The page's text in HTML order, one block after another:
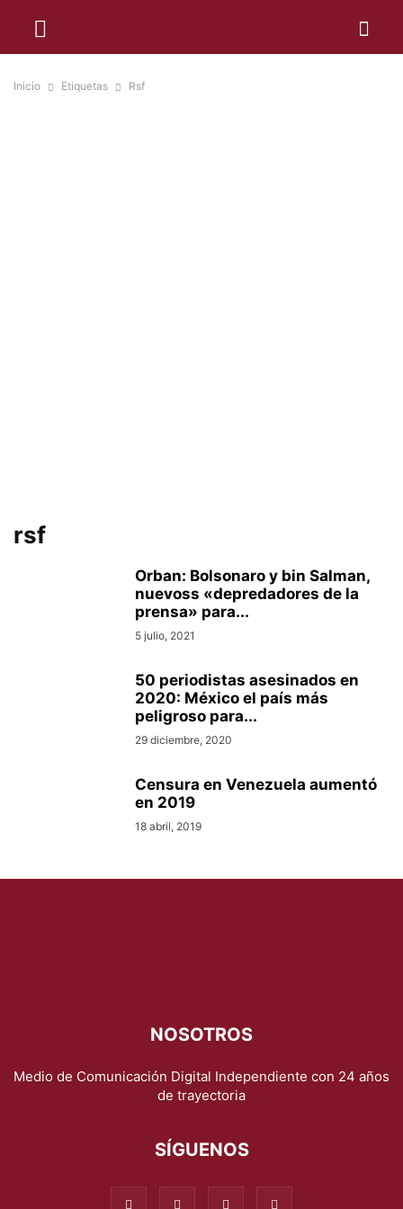
Inicio Etiquetas Rsf
rsf
Orban: Bolsonaro y bin Salman,
nuevoss «depredadores de la
prensa» para...
5 julio, 2021
50 periodistas asesinados en
2020: México el país más
peligroso para...
29 diciembre, 2020
Censura en Venezuela aumentó
en 2019
18 abril, 2019
NOSOTROS
Medio de Comunicación Digital Independiente con 24 años
de trayectoria
SÍGUENOS